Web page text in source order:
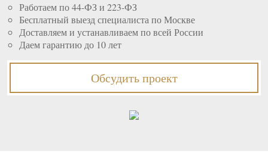
Работаем по 44-ФЗ и 223-ФЗ
Бесплатный выезд специалиста по Москве
Доставляем и устанавливаем по всей России
Даем гарантию до 10 лет
Обсудить проект